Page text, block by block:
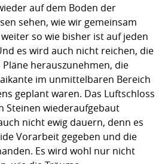
auf dem Boden der
sehen, wie wir gemeinsam
so wie bisher ist auf jeden
es wird auch nicht reichen, die
herauszunehmen, die
im unmittelbaren Bereich
geplant waren. Das Luftschloss
Steinen wiederaufgebaut
nicht ewig dauern, denn es
Vorarbeit gegeben und die
Es wird wohl nur nicht